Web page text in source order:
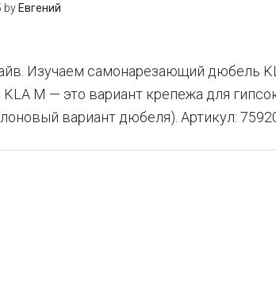
by Евгений
Изучаем самонарезающий дюбель
M — это вариант крепежа для
вариант дюбеля). Артикул: